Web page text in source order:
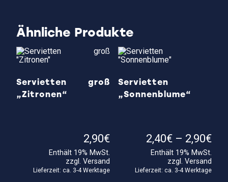
Ähnliche Produkte
Servietten groß
„Zitronen“
2,90€
Enthält 19% MwSt.
zzgl.Versand
Lieferzeit: ca. 3-4 Werktage
Servietten
„Sonnenblume“
2,40€ – 2,90€
Enthält 19% MwSt.
zzgl. Versand
Lieferzeit: ca. 3-4 Werktage